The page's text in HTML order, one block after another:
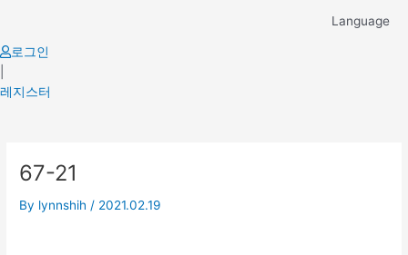
content
Language
로그인
레지스터
67-21
By lynnshih / 2021.02.19
navigation